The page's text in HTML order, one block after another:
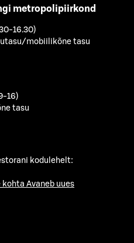
metropolipiirkond
16.30)
mobiilikõne tasu
16)
tasu
kodulehelt:
kohta Avaneb uues